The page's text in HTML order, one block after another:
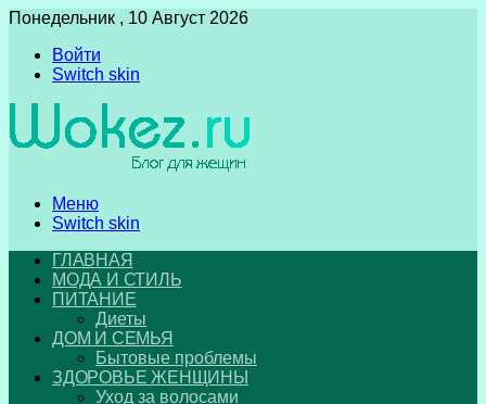
Понедельник , 10 Август 2026
Войти
Switch skin
Меню
Switch skin
ГЛАВНАЯ
МОДА И СТИЛЬ
ПИТАНИЕ
Диеты
ДОМ И СЕМЬЯ
Бытовые проблемы
ЗДОРОВЬЕ ЖЕНЩИНЫ
Уход за волосами